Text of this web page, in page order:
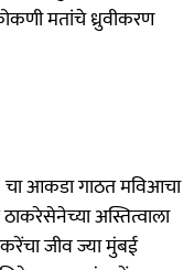
मतांचे ध्रुवीकरण
चा आकडा गाठत मविआचा
अस्तित्वाला
जीव ज्या मुंबई